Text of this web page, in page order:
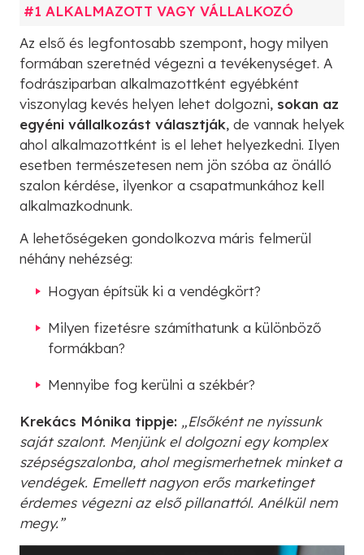
#1 ALKALMAZOTT VAGY VÁLLALKOZÓ
Az első és legfontosabb szempont, hogy milyen
formában szeretnéd végezni a tevékenységet. A
fodrásziparban alkalmazottként egyébként
viszonylag kevés helyen lehet dolgozni, sokan az
egyéni vállalkozást választják, de vannak helyek
ahol alkalmazottként is el lehet helyezkedni. Ilyen
esetben természetesen nem jön szóba az önálló
szalon kérdése, ilyenkor a csapatmunkához kell
alkalmazkodnunk.
A lehetőségeken gondolkozva máris felmerül
néhány nehézség:
Hogyan építsük ki a vendégkört?
Milyen fizetésre számíthatunk a különböző
formákban?
Mennyibe fog kerülni a székbér?
Krekács Mónika tippje: „Elsőként ne nyissunk
saját szalont. Menjünk el dolgozni egy komplex
szépségszalonba, ahol megismerhetnek minket a
vendégek. Emellett nagyon erős marketinget
érdemes végezni az első pillanattól. Anélkül nem
megy.”